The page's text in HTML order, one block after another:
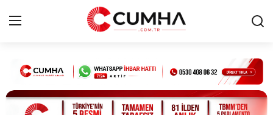
Kurumsal
Cumhurbaşkanlığı